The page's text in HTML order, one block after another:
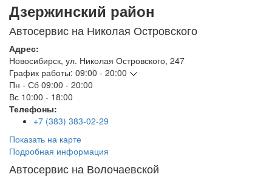
Дзержинский район
Автосервис на Николая Островского
Адрес:
Новосибирск, ул. Николая Островского, 247
График работы: 09:00 - 20:00
Пн - Сб 09:00 - 20:00
Вс 10:00 - 18:00
Телефоны:
+7 (383) 383-02-29
Показать на карте
Подробная информация
Автосервис на Волочаевской